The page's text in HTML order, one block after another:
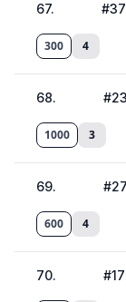
67. #37
300 4
68. #
1000 3
69. #
600 4
70. #